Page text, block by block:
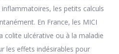
les petits calculs
En France, les MICI
colite ulcérative ou à la maladie
les effets indésirables pour